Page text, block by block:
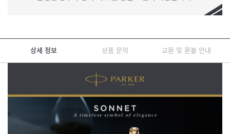
상세 정보 상품 문의 교환 및 환불 안내